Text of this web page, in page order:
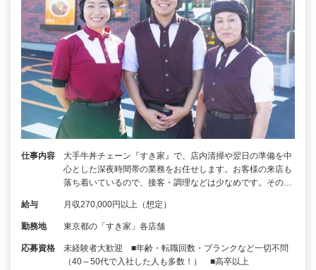
仕事内容
大手牛丼チェーン『すき家』で、店内清掃や翌日の準備を中
心とした深夜時間帯の業務をお任せします。お客様の来店も
落ち着いているので、接客・調理などは少なめです。その…
給与 月収270,000円以上（想定）
勤務地 東京都の「すき家」各店舗
応募資格
未経験者大歓迎 ■年齢・転職回数・ブランクなど一切不問
（40～50代で入社した人も多数！） ■高卒以上